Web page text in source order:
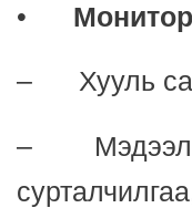
•
– Хууль
–